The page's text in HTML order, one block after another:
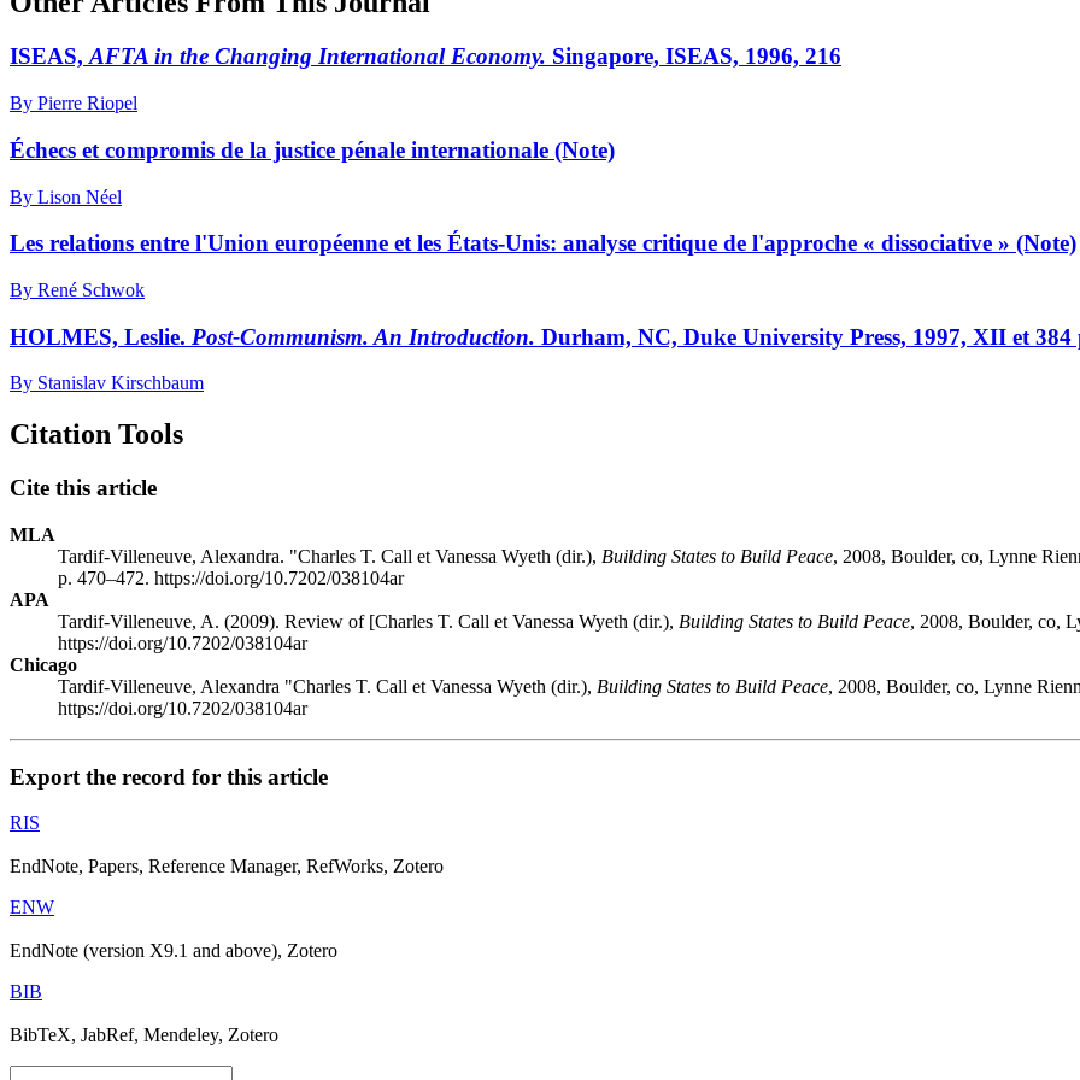
ISEAS,AFTA in the Changing International Economy. Singapore, ISEAS, 1996, 216
By Pierre Riopel
Échecs et compromis de la justice pénale internationale (Note)
By Lison Néel
Les relations entre l'Union européenne et les États-Unis: analyse critique de l'approche « dissociative » (Note)
By René Schwok
HOLMES, Leslie. Post-Communism. An Introduction. Durham, NC, Duke University Press, 1997, XII et 384
By Stanislav Kirschbaum
Citation Tools
Cite this article
MLA
Tardif-Villeneuve, Alexandra. "Charles T. Call et Vanessa Wyeth (dir.), Building States to Build Peace, 2008, Boulder, co, Lynne
p. 470–472. https://doi.org/10.7202/038104ar
APA
Tardif-Villeneuve, A. (2009). Review of [Charles T. Call et Vanessa Wyeth (dir.), Building States to Build Peace, 2008, Boulder, co,
https://doi.org/10.7202/038104ar
Chicago
Tardif-Villeneuve, Alexandra "Charles T. Call et Vanessa Wyeth (dir.), Building States to Build Peace, 2008, Boulder, co, Lynne
https://doi.org/10.7202/038104ar
Export the record for this article
RIS
EndNote, Papers, Reference Manager, RefWorks, Zotero
ENW
EndNote (version X9.1 and above), Zotero
BIB
BibTeX, JabRef, Mendeley, Zotero